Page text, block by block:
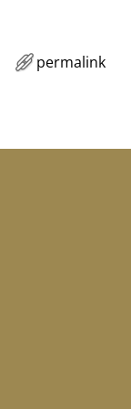
permalink